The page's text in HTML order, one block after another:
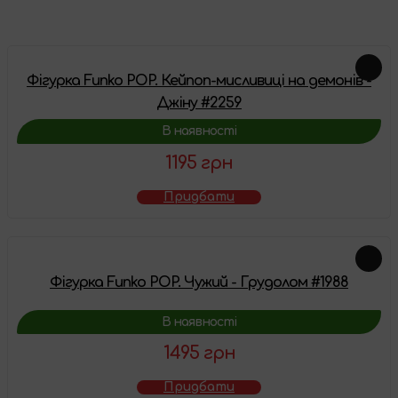
Фігурка Funko POP. Кейпоп-мисливиці на демонів -
Джіну #2259
В наявності
1195 грн
Придбати
Фігурка Funko POP. Чужий - Грудолом #1988
В наявності
1495 грн
Придбати